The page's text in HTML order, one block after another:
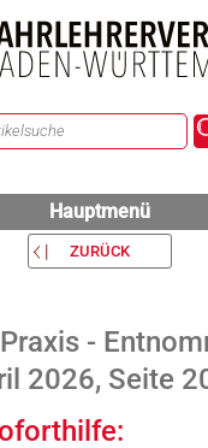
Hauptmenü
ZURÜCK
-
2026, Seite